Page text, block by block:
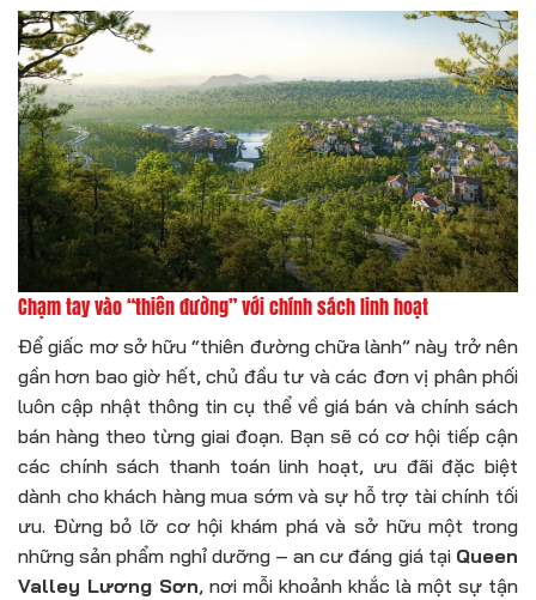
Chạm tay vào “thiên đường” với chính sách linh hoạt
Để giấc mơ sở hữu “thiên đường chữa lành” này trở nên
gần hơn bao giờ hết, chủ đầu tư và các đơn vị phân phối
luôn cập nhật thông tin cụ thể về giá bán và chính sách
bán hàng theo từng giai đoạn. Bạn sẽ có cơ hội tiếp cận
các chính sách thanh toán linh hoạt, ưu đãi đặc biệt
dành cho khách hàng mua sớm và sự hỗ trợ tài chính tối
ưu. Đừng bỏ lỡ cơ hội khám phá và sở hữu một trong
những sản phẩm nghỉ dưỡng – an cư đáng giá tại Queen
Valley Lương Sơn, nơi mỗi khoảnh khắc là một sự tận